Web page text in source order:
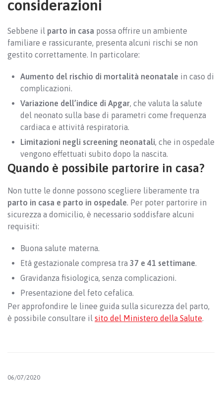
considerazioni
Sebbene il parto in casa possa offrire un ambiente
familiare e rassicurante, presenta alcuni rischi se non
gestito correttamente. In particolare:
Aumento del rischio di mortalità neonatale in caso di
complicazioni.
Variazione dell’indice di Apgar, che valuta la salute
del neonato sulla base di parametri come frequenza
cardiaca e attività respiratoria.
Limitazioni negli screening neonatali, che in ospedale
vengono effettuati subito dopo la nascita.
Quando è possibile partorire in casa?
Non tutte le donne possono scegliere liberamente tra
parto in casa e parto in ospedale. Per poter partorire in
sicurezza a domicilio, è necessario soddisfare alcuni
requisiti:
Buona salute materna.
Età gestazionale compresa tra 37 e 41 settimane.
Gravidanza fisiologica, senza complicazioni.
Presentazione del feto cefalica.
Per approfondire le linee guida sulla sicurezza del parto,
è possibile consultare il sito del Ministero della Salute.
06/07/2020